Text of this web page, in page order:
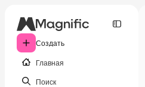
Создать
Главная
Поиск